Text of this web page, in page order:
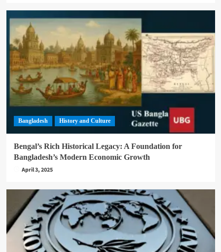
Bangladesh History and Culture
Bengal’s Rich Historical Legacy: A Foundation for
Bangladesh’s Modern Economic Growth
April 3, 2025